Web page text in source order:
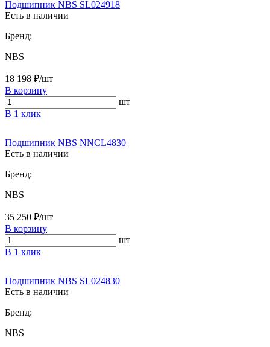
Подшипник NBS SL024918
Есть в наличии
Бренд:
NBS
18 198 ₽/шт
В корзину
шт
В 1 клик
Подшипник NBS NNCL4830
Есть в наличии
Бренд:
NBS
35 250 ₽/шт
В корзину
шт
В 1 клик
Подшипник NBS SL024830
Есть в наличии
Бренд:
NBS